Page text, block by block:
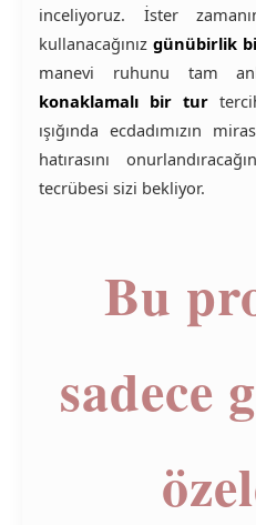
inceliyoruz. İster
kullanacağınız günübirlik
manevi ruhunu tam
konaklamalı bir tur
ışığında ecdadımızın
hatırasını
tecrübesi sizi bekliyor.
Bu
sadece